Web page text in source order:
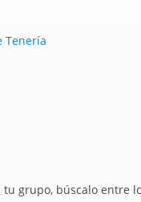
Tenería
tu grupo, búscalo entre